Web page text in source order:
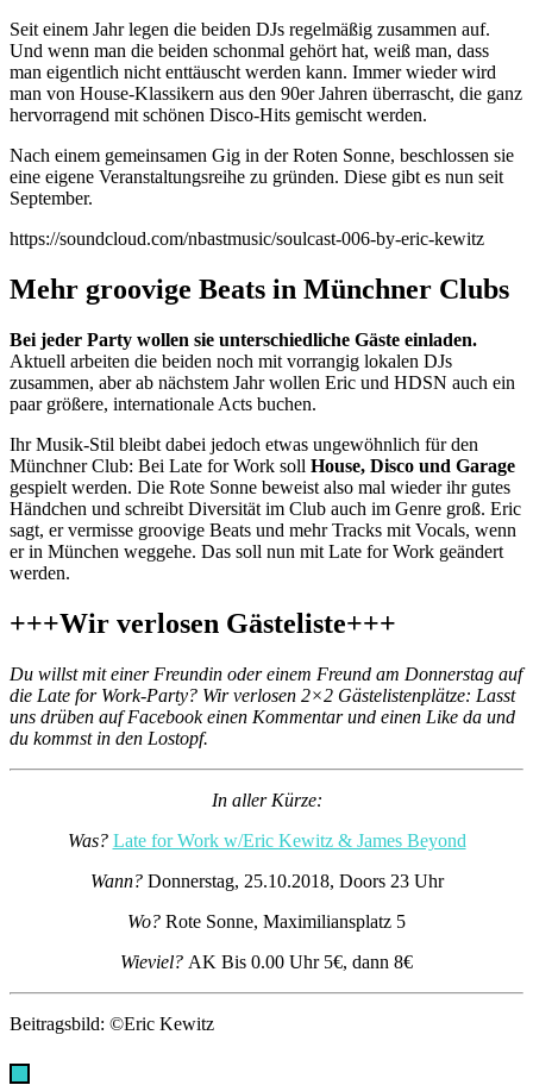
Seit einem Jahr legen die beiden DJs regelmäßig zusammen auf.
Und wenn man die beiden schonmal gehört hat, weiß man, dass
man eigentlich nicht enttäuscht werden kann. Immer wieder wird
man von House-Klassikern aus den 90er Jahren überrascht, die ganz
hervorragend mit schönen Disco-Hits gemischt werden.
Nach einem gemeinsamen Gig in der Roten Sonne, beschlossen sie
eine eigene Veranstaltungsreihe zu gründen. Diese gibt es nun seit
September.
https://soundcloud.com/nbastmusic/soulcast-006-by-eric-kewitz
Mehr groovige Beats in Münchner Clubs
Bei jeder Party wollen sie unterschiedliche Gäste einladen.
Aktuell arbeiten die beiden noch mit vorrangig lokalen DJs
zusammen, aber ab nächstem Jahr wollen Eric und HDSN auch ein
paar größere, internationale Acts buchen.
Ihr Musik-Stil bleibt dabei jedoch etwas ungewöhnlich für den
Münchner Club: Bei Late for Work soll House, Disco und Garage
gespielt werden. Die Rote Sonne beweist also mal wieder ihr gutes
Händchen und schreibt Diversität im Club auch im Genre groß. Eric
sagt, er vermisse groovige Beats und mehr Tracks mit Vocals, wenn
er in München weggehe. Das soll nun mit Late for Work geändert
werden.
+++Wir verlosen Gästeliste+++
Du willst mit einer Freundin oder einem Freund am Donnerstag auf
die Late for Work-Party? Wir verlosen 2×2 Gästelistenplätze: Lasst
uns drüben auf Facebook einen Kommentar und einen Like da und
du kommst in den Lostopf.
In aller Kürze:
Was? Late for Work w/Eric Kewitz & James Beyond
Wann? Donnerstag, 25.10.2018, Doors 23 Uhr
Wo? Rote Sonne, Maximiliansplatz 5
Wieviel? AK Bis 0.00 Uhr 5€, dann 8€
Beitragsbild: ©Eric Kewitz